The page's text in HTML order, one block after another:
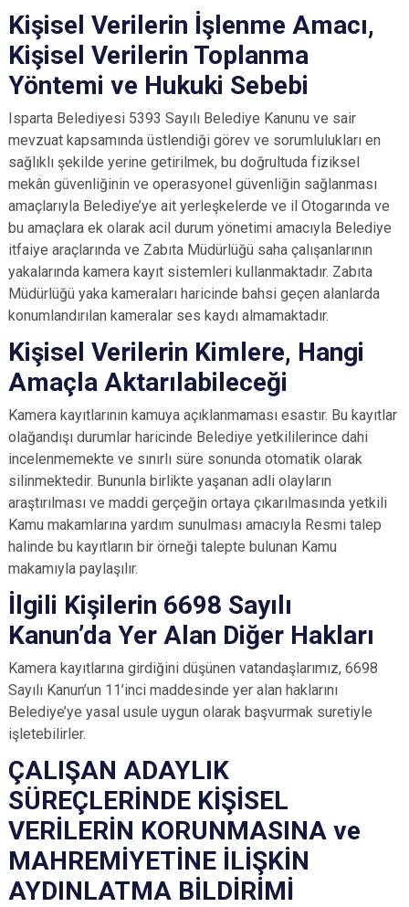
Kişisel Verilerin İşlenme Amacı,
Kişisel Verilerin Toplanma
Yöntemi ve Hukuki Sebebi
Isparta Belediyesi 5393 Sayılı Belediye Kanunu ve sair
mevzuat kapsamında üstlendiği görev ve sorumlulukları en
sağlıklı şekilde yerine getirilmek, bu doğrultuda fiziksel
mekân güvenliğinin ve operasyonel güvenliğin sağlanması
amaçlarıyla Belediye’ye ait yerleşkelerde ve il Otogarında ve
bu amaçlara ek olarak acil durum yönetimi amacıyla Belediye
itfaiye araçlarında ve Zabıta Müdürlüğü saha çalışanlarının
yakalarında kamera kayıt sistemleri kullanmaktadır. Zabıta
Müdürlüğü yaka kameraları haricinde bahsi geçen alanlarda
konumlandırılan kameralar ses kaydı almamaktadır.
Kişisel Verilerin Kimlere, Hangi
Amaçla Aktarılabileceği
Kamera kayıtlarının kamuya açıklanmaması esastır. Bu kayıtlar
olağandışı durumlar haricinde Belediye yetkililerince dahi
incelenmemekte ve sınırlı süre sonunda otomatik olarak
silinmektedir. Bununla birlikte yaşanan adli olayların
araştırılması ve maddi gerçeğin ortaya çıkarılmasında yetkili
Kamu makamlarına yardım sunulması amacıyla Resmi talep
halinde bu kayıtların bir örneği talepte bulunan Kamu
makamıyla paylaşılır.
İlgili Kişilerin 6698 Sayılı
Kanun’da Yer Alan Diğer Hakları
Kamera kayıtlarına girdiğini düşünen vatandaşlarımız, 6698
Sayılı Kanun’un 11’inci maddesinde yer alan haklarını
Belediye’ye yasal usule uygun olarak başvurmak suretiyle
işletebilirler.
ÇALIŞAN ADAYLIK
SÜREÇLERİNDE KİŞİSEL
VERİLERİN KORUNMASINA ve
MAHREMİYETİNE İLİŞKİN
AYDINLATMA BİLDİRİMİ